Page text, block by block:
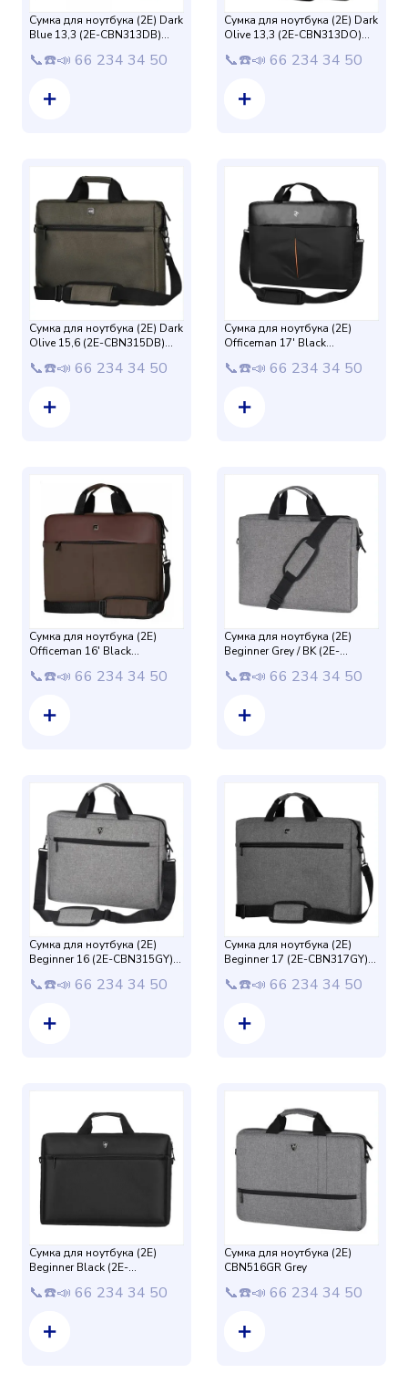
Сумка для ноутбука (2E) Dark
Blue 13,3 (2E-CBN313DB)
📞☎️📣 66 234 34 50
Сумка для ноутбука (2E) Dark
Olive 13,3 (2E-CBN313DO)
📞☎️📣 66 234 34 50
Сумка для ноутбука (2E) Dark
Olive 15,6 (2E-CBN315DB)
📞☎️📣 66 234 34 50
Сумка для ноутбука (2E)
Officeman 17' Black
📞☎️📣 66 234 34 50
Сумка для ноутбука (2E)
Officeman 16' Black
📞☎️📣 66 234 34 50
Сумка для ноутбука (2E)
Beginner Grey / BK (2E-
📞☎️📣 66 234 34 50
Сумка для ноутбука (2E)
Beginner 16 (2E-CBN315GY)
📞☎️📣 66 234 34 50
Сумка для ноутбука (2E)
Beginner 17 (2E-CBN317GY)
📞☎️📣 66 234 34 50
Сумка для ноутбука (2E)
Beginner Black (2E-
📞☎️📣 66 234 34 50
Сумка для ноутбука (2E)
CBN516GR Grey
📞☎️📣 66 234 34 50